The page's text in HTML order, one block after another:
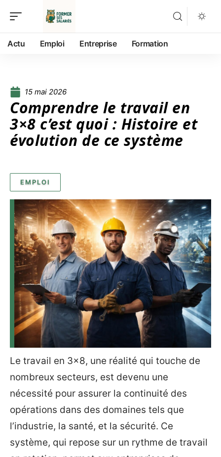
Actu Emploi Entreprise Formation
15 mai 2026
Comprendre le travail en
3×8 c’est quoi : Histoire et
évolution de ce système
EMPLOI
Le travail en 3×8, une réalité qui touche de
nombreux secteurs, est devenu une
nécessité pour assurer la continuité des
opérations dans des domaines tels que
l’industrie, la santé, et la sécurité. Ce
système, qui repose sur un rythme de travail